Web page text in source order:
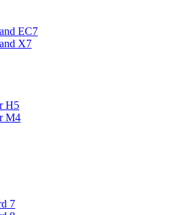
EC7
X7
H5
M4
7